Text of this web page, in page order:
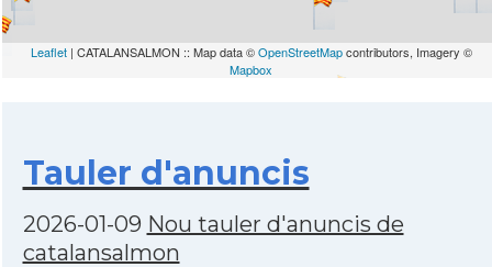
Leaflet| CATALANSALMON :: Map data ©OpenStreetMapcontributors, Imagery ©
Mapbox
Tauler d'anuncis
2026-01-09 Nou tauler d'anuncis de
catalansalmon